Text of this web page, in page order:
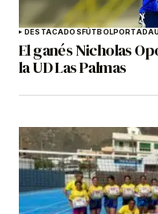
DESTACADOSFÚTBOLPORTADA
El ganés Nicholas
la UD Las Palmas